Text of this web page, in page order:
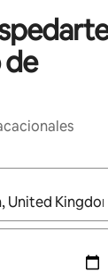
de
podrás